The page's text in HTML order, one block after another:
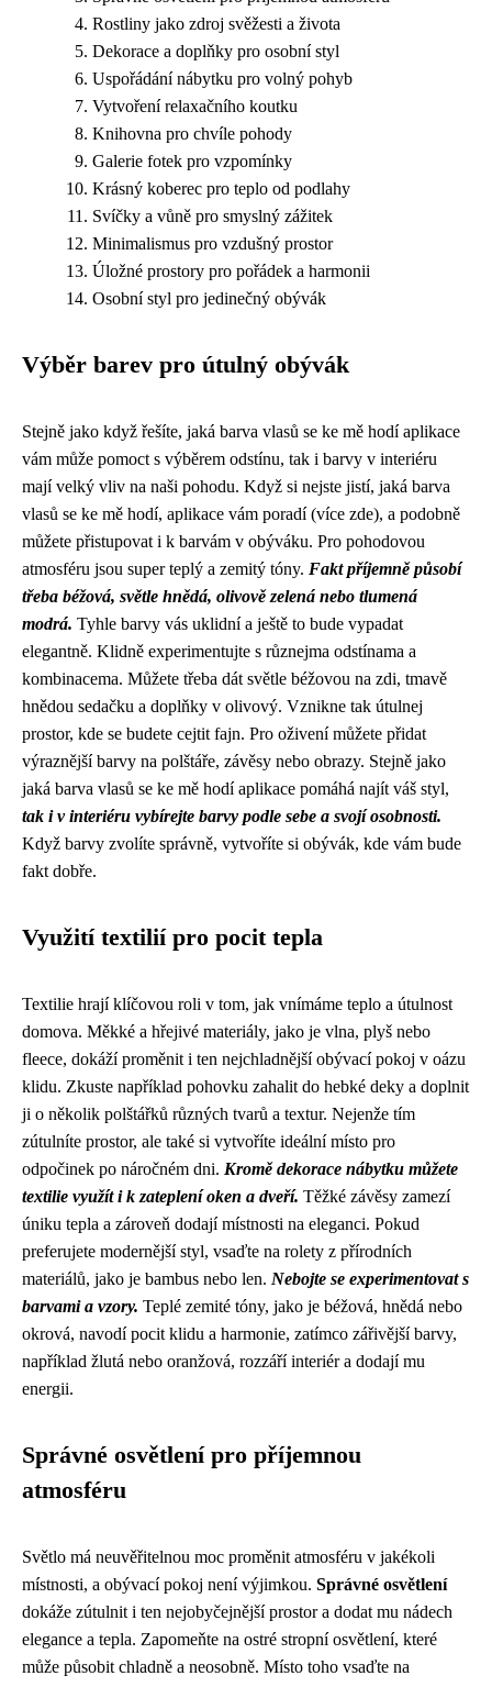
Rostliny jako zdroj svěžesti a života
Dekorace a doplňky pro osobní styl
Uspořádání nábytku pro volný pohyb
Vytvoření relaxačního koutku
Knihovna pro chvíle pohody
Galerie fotek pro vzpomínky
Krásný koberec pro teplo od podlahy
Svíčky a vůně pro smyslný zážitek
Minimalismus pro vzdušný prostor
Úložné prostory pro pořádek a harmonii
Osobní styl pro jedinečný obývák
Výběr barev pro útulný obývák
Stejně jako když řešíte, jaká barva vlasů se ke mě hodí aplikace
vám může pomoct s výběrem odstínu, tak i barvy v interiéru
mají velký vliv na naši pohodu. Když si nejste jistí, jaká barva
vlasů se ke mě hodí, aplikace vám poradí (více zde), a podobně
můžete přistupovat i k barvám v obýváku. Pro pohodovou
atmosféru jsou super teplý a zemitý tóny. Fakt příjemně působí
třeba béžová, světle hnědá, olivově zelená nebo tlumená
modrá. Tyhle barvy vás uklidní a ještě to bude vypadat
elegantně. Klidně experimentujte s různejma odstínama a
kombinacema. Můžete třeba dát světle béžovou na zdi, tmavě
hnědou sedačku a doplňky v olivový. Vznikne tak útulnej
prostor, kde se budete cejtit fajn. Pro oživení můžete přidat
výraznější barvy na polštáře, závěsy nebo obrazy. Stejně jako
jaká barva vlasů se ke mě hodí aplikace pomáhá najít váš styl,
tak i v interiéru vybírejte barvy podle sebe a svojí osobnosti.
Když barvy zvolíte správně, vytvoříte si obývák, kde vám bude
fakt dobře.
Využití textilií pro pocit tepla
Textilie hrají klíčovou roli v tom, jak vnímáme teplo a útulnost
domova. Měkké a hřejivé materiály, jako je vlna, plyš nebo
fleece, dokáží proměnit i ten nejchladnější obývací pokoj v oázu
klidu. Zkuste například pohovku zahalit do hebké deky a doplnit
ji o několik polštářků různých tvarů a textur. Nejenže tím
zútulníte prostor, ale také si vytvoříte ideální místo pro
odpočinek po náročném dni. Kromě dekorace nábytku můžete
textilie využít i k zateplení oken a dveří. Těžké závěsy zamezí
úniku tepla a zároveň dodají místnosti na eleganci. Pokud
preferujete modernější styl, vsaďte na rolety z přírodních
materiálů, jako je bambus nebo len. Nebojte se experimentovat s
barvami a vzory. Teplé zemité tóny, jako je béžová, hnědá nebo
okrová, navodí pocit klidu a harmonie, zatímco zářivější barvy,
například žlutá nebo oranžová, rozzáří interiér a dodají mu
energii.
Správné osvětlení pro příjemnou
atmosféru
Světlo má neuvěřitelnou moc proměnit atmosféru v jakékoli
místnosti, a obývací pokoj není výjimkou. Správné osvětlení
dokáže zútulnit i ten nejobyčejnější prostor a dodat mu nádech
elegance a tepla. Zapomeňte na ostré stropní osvětlení, které
může působit chladně a neosobně. Místo toho vsaďte na